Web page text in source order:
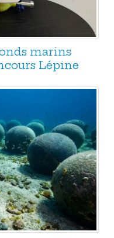
marins
Lépine